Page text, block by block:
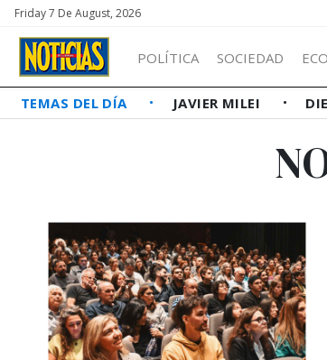
Friday 7 De August, 2026
POLÍTICA SOCIEDAD
TEMAS DEL DÍA JAVIER MILEI